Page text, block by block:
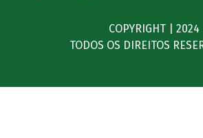
COPYRIGHT | 2024
TODOS OS DIREITOS